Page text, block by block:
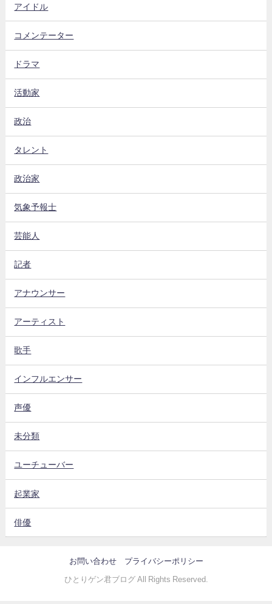
アイドル
コメンテーター
ドラマ
活動家
政治
タレント
政治家
気象予報士
芸能人
記者
アナウンサー
アーティスト
歌手
インフルエンサー
声優
未分類
ユーチューバー
起業家
俳優
お問い合わせ プライバシーポリシー
ひとりゲン君ブログ All Rights Reserved.